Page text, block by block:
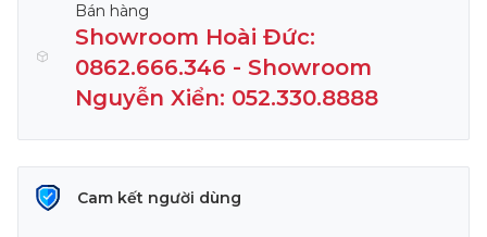
Bán hàng
Showroom Hoài Đức:
0862.666.346 - Showroom
Nguyễn Xiển: 052.330.8888
Cam kết người dùng